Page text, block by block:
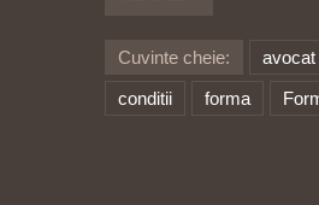
Cuvinte cheie:
conditii
forma